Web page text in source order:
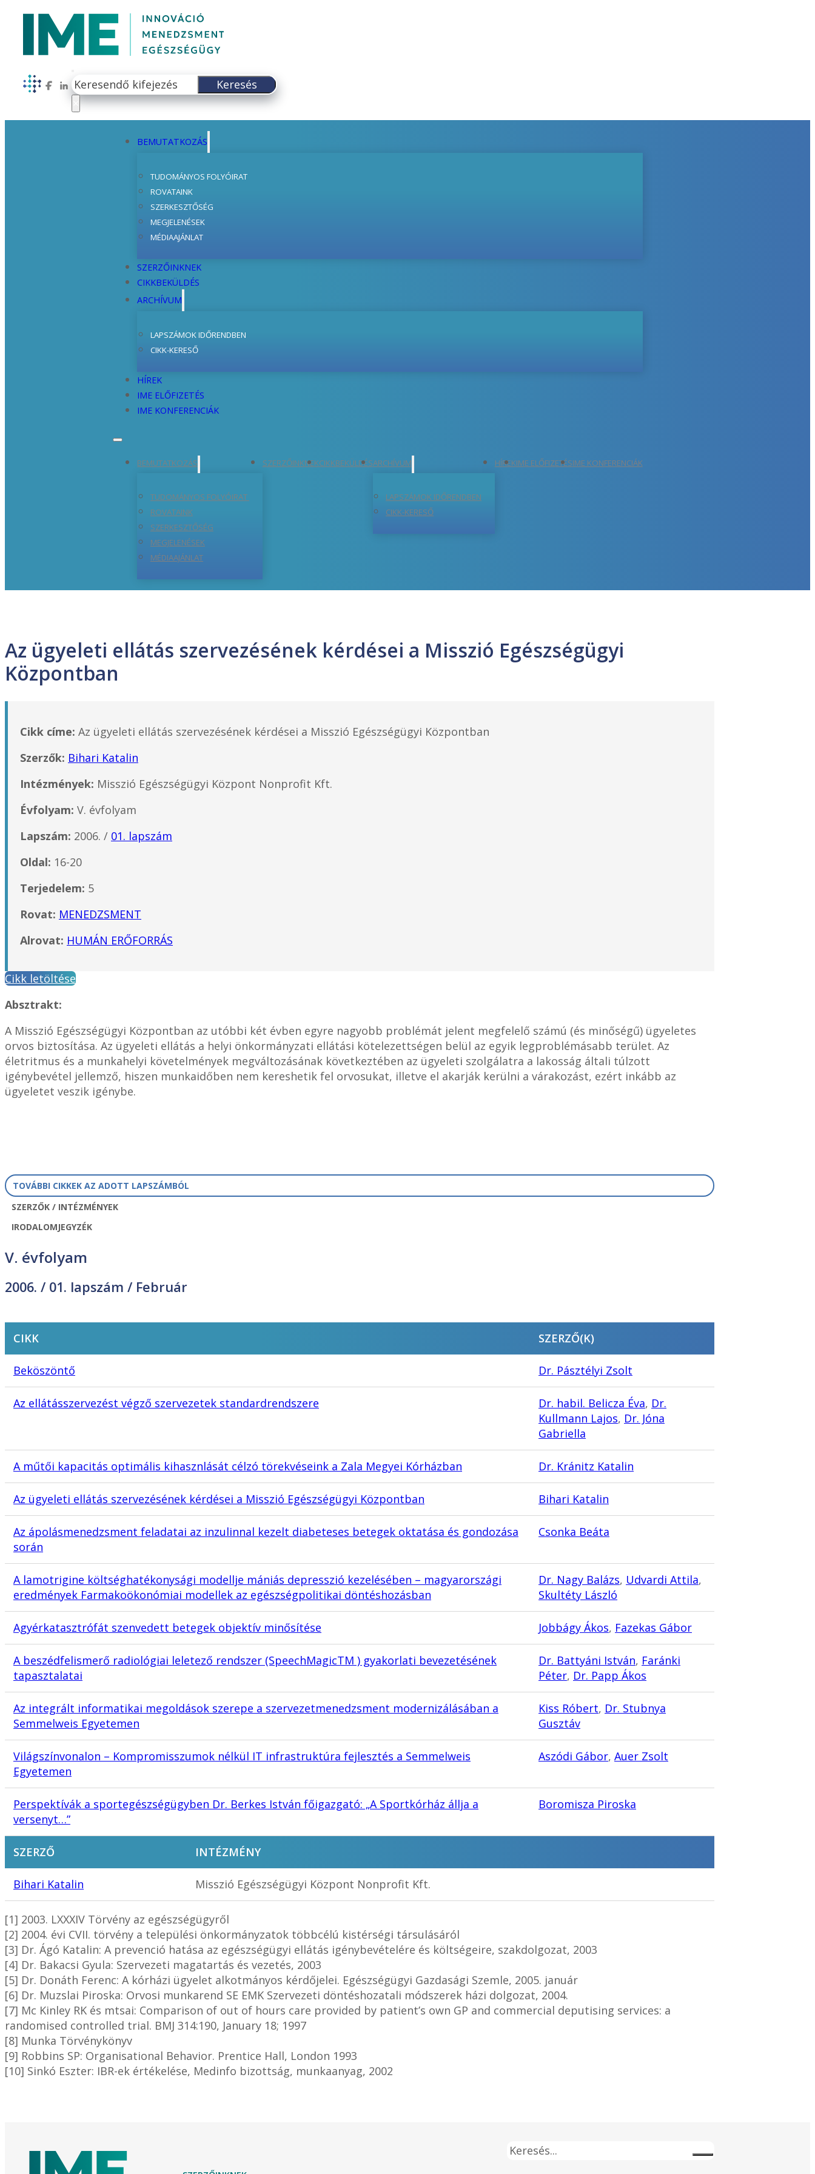
Follow us on Facebook
Follow us on LinkedIn
Keresés
Keresés
BEMUTATKOZÁS
TUDOMÁNYOS FOLYÓIRAT
ROVATAINK
SZERKESZTŐSÉG
MEGJELENÉSEK
MÉDIAAJÁNLAT
SZERZŐINKNEK
CIKKBEKÜLDÉS
ARCHÍVUM
LAPSZÁMOK IDŐRENDBEN
CIKK-KERESŐ
HÍREK
IME ELŐFIZETÉS
IME KONFERENCIÁK
BEMUTATKOZÁS
TUDOMÁNYOS FOLYÓIRAT
ROVATAINK
SZERKESZTŐSÉG
MEGJELENÉSEK
MÉDIAAJÁNLAT
SZERZŐINKNEKCIKKBEKÜLDÉSARCHÍVUM
LAPSZÁMOK IDŐRENDBEN
CIKK-KERESŐ
HÍREKIME ELŐFIZETÉSIME KONFERENCIÁK
Az ügyeleti ellátás szervezésének kérdései a Misszió Egészségügyi
Központban
Cikk címe: Az ügyeleti ellátás szervezésének kérdései a Misszió Egészségügyi Központban
Szerzők: Bihari Katalin
Intézmények: Misszió Egészségügyi Központ Nonprofit Kft.
Évfolyam: V. évfolyam
Lapszám: 2006. / 01. lapszám
Oldal: 16-20
Terjedelem: 5
Rovat: MENEDZSMENT
Alrovat: HUMÁN ERŐFORRÁS
Cikk letöltése
Absztrakt:
A Misszió Egészségügyi Központban az utóbbi két évben egyre nagyobb problémát jelent megfelelő számú (és minőségű) ügyeletes
orvos biztosítása. Az ügyeleti ellátás a helyi önkormányzati ellátási kötelezettségen belül az egyik legproblémásabb terület. Az
életritmus és a munkahelyi követelmények megváltozásának következtében az ügyeleti szolgálatra a lakosság általi túlzott
igénybevétel jellemző, hiszen munkaidőben nem kereshetik fel orvosukat, illetve el akarják kerülni a várakozást, ezért inkább az
ügyeletet veszik igénybe.
TOVÁBBI CIKKEK AZ ADOTT LAPSZÁMBÓL
SZERZŐK / INTÉZMÉNYEK
IRODALOMJEGYZÉK
V. évfolyam
2006. / 01. lapszám / Február
CIKK SZERZŐ(K)
Beköszöntő Dr. Pásztélyi Zsolt
Az ellátásszervezést végző szervezetek standardrendszere Dr. habil. Belicza Éva, Dr.
Kullmann Lajos, Dr. Jóna
Gabriella
A műtői kapacitás optimális kihasznlását célzó törekvéseink a Zala Megyei Kórházban Dr. Kránitz Katalin
Az ügyeleti ellátás szervezésének kérdései a Misszió Egészségügyi Központban Bihari Katalin
Az ápolásmenedzsment feladatai az inzulinnal kezelt diabeteses betegek oktatása és gondozása
során
Csonka Beáta
A lamotrigine költséghatékonysági modellje mániás depresszió kezelésében – magyarországi
eredmények Farmakoökonómiai modellek az egészségpolitikai döntéshozásban
Dr. Nagy Balázs, Udvardi Attila,
Skultéty László
Agyérkatasztrófát szenvedett betegek objektív minősítése Jobbágy Ákos, Fazekas Gábor
A beszédfelismerő radiológiai leletező rendszer (SpeechMagicTM ) gyakorlati bevezetésének
tapasztalatai
Dr. Battyáni István, Faránki
Péter, Dr. Papp Ákos
Az integrált informatikai megoldások szerepe a szervezetmenedzsment modernizálásában a
Semmelweis Egyetemen
Kiss Róbert, Dr. Stubnya
Gusztáv
Világszínvonalon – Kompromisszumok nélkül IT infrastruktúra fejlesztés a Semmelweis
Egyetemen
Aszódi Gábor, Auer Zsolt
Perspektívák a sportegészségügyben Dr. Berkes István főigazgató: „A Sportkórház állja a
versenyt…”
Boromisza Piroska
SZERZŐ INTÉZMÉNY
Bihari Katalin Misszió Egészségügyi Központ Nonprofit Kft.
[1] 2003. LXXXIV Törvény az egészségügyről
[2] 2004. évi CVII. törvény a települési önkormányzatok többcélú kistérségi társulásáról
[3] Dr. Ágó Katalin: A prevenció hatása az egészségügyi ellátás igénybevételére és költségeire, szakdolgozat, 2003
[4] Dr. Bakacsi Gyula: Szervezeti magatartás és vezetés, 2003
[5] Dr. Donáth Ferenc: A kórházi ügyelet alkotmányos kérdőjelei. Egészségügyi Gazdasági Szemle, 2005. január
[6] Dr. Muzslai Piroska: Orvosi munkarend SE EMK Szervezeti döntéshozatali módszerek házi dolgozat, 2004.
[7] Mc Kinley RK és mtsai: Comparison of out of hours care provided by patient’s own GP and commercial deputising services: a
randomised controlled trial. BMJ 314:190, January 18; 1997
[8] Munka Törvénykönyv
[9] Robbins SP: Organisational Behavior. Prentice Hall, London 1993
[10] Sinkó Eszter: IBR-ek értékelése, Medinfo bizottság, munkaanyag, 2002
Keresés